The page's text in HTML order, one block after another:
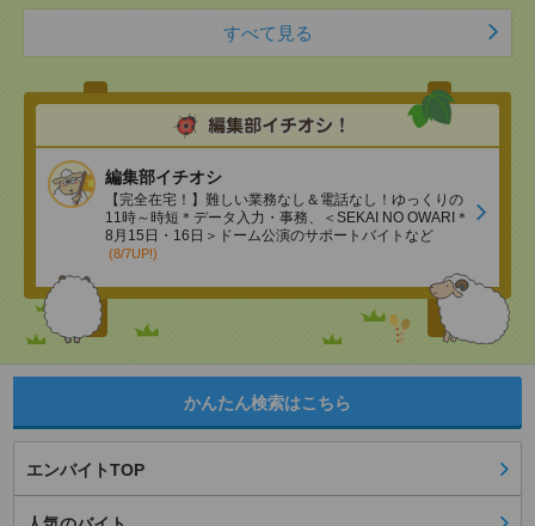
すべて見る
編集部イチオシ
【完全在宅！】難しい業務なし＆電話なし！ゆっくりの
11時～時短＊データ入力・事務、＜SEKAI NO OWARI＊
8月15日・16日＞ドーム公演のサポートバイトなど
(8/7UP!)
かんたん検索はこちら
エンバイトTOP